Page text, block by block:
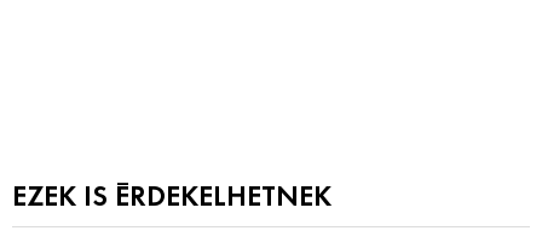
EZEK IS ÉRDEKELHETNEK